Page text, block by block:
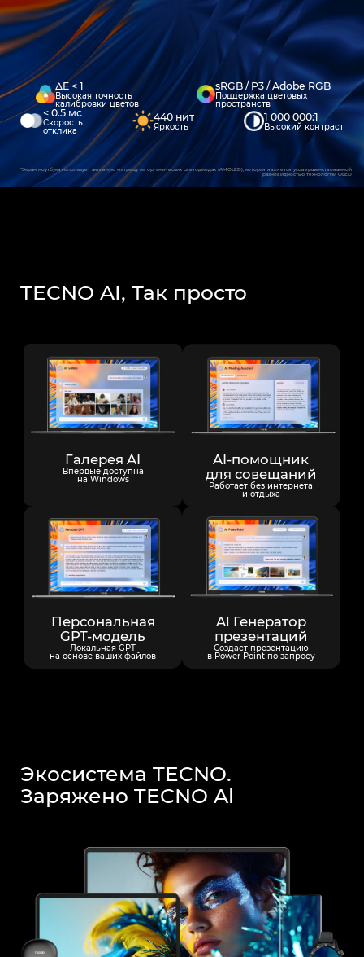
ΔE < 1
Высокая точность
калибровки цветов
sRGB / P3 / Adobe RGB
Поддержка цветовых
пространств
< 0.5 мс
Скорость
отклика
440 нит
Яркость
1 000 000:1
Высокий контраст
*Экран ноутбука использует активную матрицу на органических светодиодах (AMOLED), которая является усовершенствованной
разновидностью технологии OLED
TECNO AI, Так просто
Галерея AI
Впервые доступна
на Windows
AI-помощник
для совещаний
Работает без интернета
и отдыха
Персональная
GPT-модель
Локальная GPT
на основе ваших файлов
Al Генератор
презентаций
Создаст презентацию
в Power Point по запросу
Экосистема TECNO.
Заряжено TECNO Al